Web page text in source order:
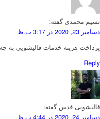
نسیم محمدی گفته:
دسامبر 23, 2020 در 3:17 ب.ظ
پرداخت هزینه خدمات قالیشویی به
Reply
قالیشویی قدس گفته:
دسامبر 24, 2020 در 4:44 ب.ظ